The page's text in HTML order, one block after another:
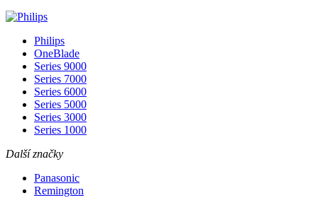
Philips
OneBlade
Series 9000
Series 7000
Series 6000
Series 5000
Series 3000
Series 1000
Další značky
Panasonic
Remington